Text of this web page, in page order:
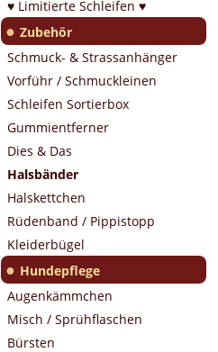
♥ Limitierte Schleifen ♥
● Zubehör
Schmuck- & Strassanhänger
Vorführ / Schmuckleinen
Schleifen Sortierbox
Gummientferner
Dies & Das
Halsbänder
Halskettchen
Rüdenband / Pippistopp
Kleiderbügel
● Hundepflege
Augenkämmchen
Misch / Sprühflaschen
Bürsten